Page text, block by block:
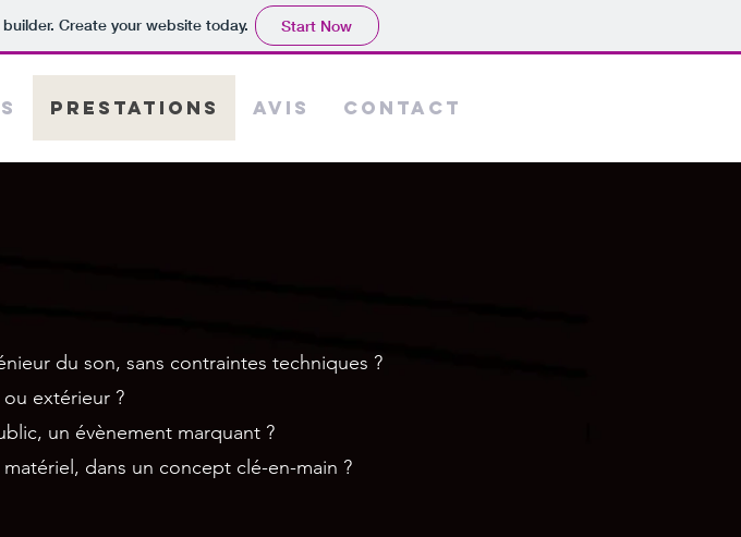
Create your website today. Start Now
Prestations Avis Contact
du son, sans contraintes techniques ?
extérieur ?
un évènement marquant ?
dans un concept clé-en-main ?